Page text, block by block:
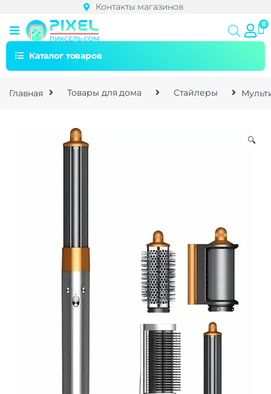
Контакты магазинов
Каталог товаров
Главная Товары для дома Стайлеры
🔍